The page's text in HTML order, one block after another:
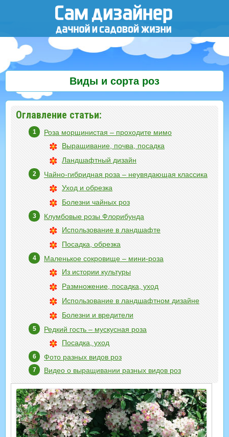
Виды и сорта роз
Оглавление статьи:
Роза морщинистая – проходите мимо
Выращивание, почва, посадка
Ландшафтный дизайн
Чайно-гибридная роза – неувядающая классика
Уход и обрезка
Болезни чайных роз
Клумбовые розы Флорибунда
Использование в ландшафте
Посадка, обрезка
Маленькое сокровище – мини-роза
Из истории культуры
Размножение, посадка, уход
Использование в ландшафтном дизайне
Болезни и вредители
Редкий гость – мускусная роза
Посадка, уход
Фото разных видов роз
Видео о выращивании разных видов роз